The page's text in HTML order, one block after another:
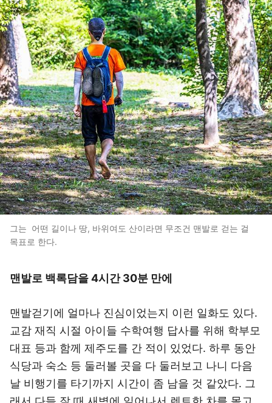
그는 어떤 길이나 땅, 바위여도 산이라면 무조건 맨발로 걷는 걸
목표로 한다.
맨발로 백록담을 4시간 30분 만에
맨발걷기에 얼마나 진심이었는지 이런 일화도 있다.
교감 재직 시절 아이들 수학여행 답사를 위해 학부모
대표 등과 함께 제주도를 간 적이 있었다. 하루 동안
식당과 숙소 등 둘러볼 곳을 다 둘러보고 나니 다음
날 비행기를 타기까지 시간이 좀 남을 것 같았다. 그